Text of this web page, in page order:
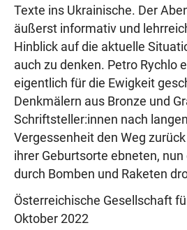
Texte ins Ukrainische. Der
äußerst informativ und
Hinblick auf die aktuelle
auch zu denken. Petro Rychlo
eigentlich für die Ewigkeit
Denkmälern aus Bronze und
Schriftsteller:innen nach
Vergessenheit den Weg
ihrer Geburtsorte ebneten,
durch Bomben und Raketen
Österreichische Gesellschaft
Oktober 2022